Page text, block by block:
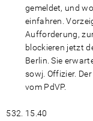
gemeldet, und
einfahren.
Aufforderung,
blockieren jetzt
Berlin. Sie
sowj. Offizier.
vom PdVP.
15.40